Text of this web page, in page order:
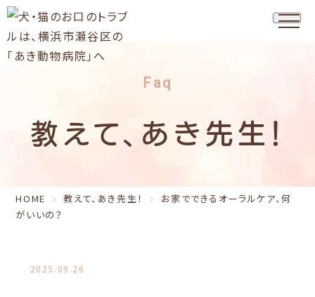
Faq
教えて、あき先生！
HOME 教えて、あき先生！
お家でできるオーラルケア、何
がいいの？
2025.09.26